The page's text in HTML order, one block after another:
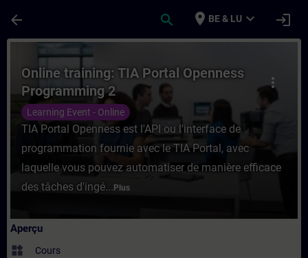
arrow_back search place BE & LU expand_more login
Cours - Online training: TIA Portal
more_vert
Online training: TIA Portal Openness
Programming 2
Learning Event - Online
TIA Portal Openness est l'API ou l'interface de
programmation fournie avec le TIA Portal, avec
laquelle vous pouvez automatiser de manière efficace
des tâches d'ingé... Plus
Aperçu
widgets Cours